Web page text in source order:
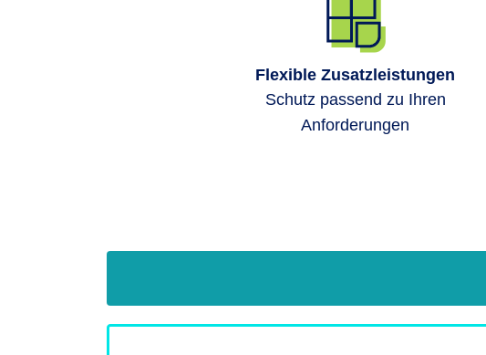
Flexible Zusatzleistungen
Schutz passend zu Ihren
Anforderungen